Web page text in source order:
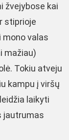
žvejybose kai
stiprioje
mono valas
mažiau)
Tokiu atveju
kampu į viršų
laikyti
jautrumas